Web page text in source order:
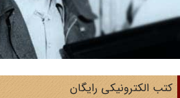
الکترونیکی رایگان